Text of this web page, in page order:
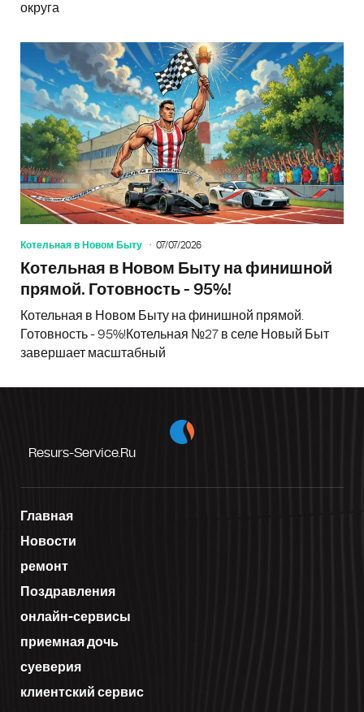
округа
Котельная в Новом Быту 07/07/2026
Котельная в Новом Быту на финишной
прямой. Готовность - 95%!
Котельная в Новом Быту на финишной прямой.
Готовность - 95%!Котельная №27 в селе Новый Быт
завершает масштабный
Resurs-Service.ru
Главная
Новости
ремонт
Поздравления
онлайн-сервисы
приемная дочь
суеверия
клиентский сервис